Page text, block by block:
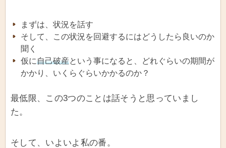
まずは、状況を話す
そして、この状況を回避するにはどうしたら良いのか
聞く
仮に自己破産という事になると、どれぐらいの期間が
かかり、いくらぐらいかかるのか？
最低限、この3つのことは話そうと思っていまし
た。
そして、いよいよ私の番。